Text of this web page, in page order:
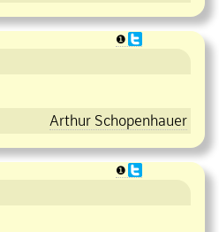
❶
Arthur Schopenhauer
❶